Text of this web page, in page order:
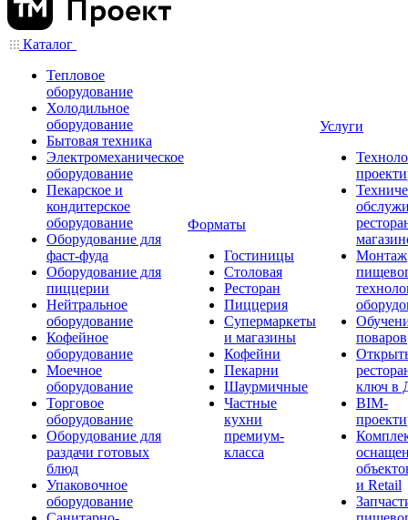
Каталог
Тепловое
оборудование
Холодильное
оборудование
Бытовая техника
Электромеханическое
оборудование
Пекарское и
кондитерское
оборудование
Оборудование для
фаст-фуда
Оборудование для
пиццерии
Нейтральное
оборудование
Кофейное
оборудование
Моечное
оборудование
Торговое
оборудование
Оборудование для
раздачи готовых
блюд
Упаковочное
оборудование
Форматы
Гостиницы
Столовая
Ресторан
Пиццерия
Супермаркеты
и магазины
Кофейни
Пекарни
Шаурмичные
Частные
кухни
премиум-
класса
Услуги
Монтаж
поваров
ключ в
BIM-
и Retail